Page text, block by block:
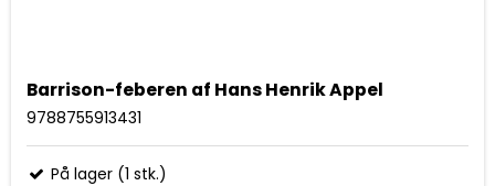
Barrison-feberen af Hans Henrik Appel
9788755913431
På lager (1 stk.)